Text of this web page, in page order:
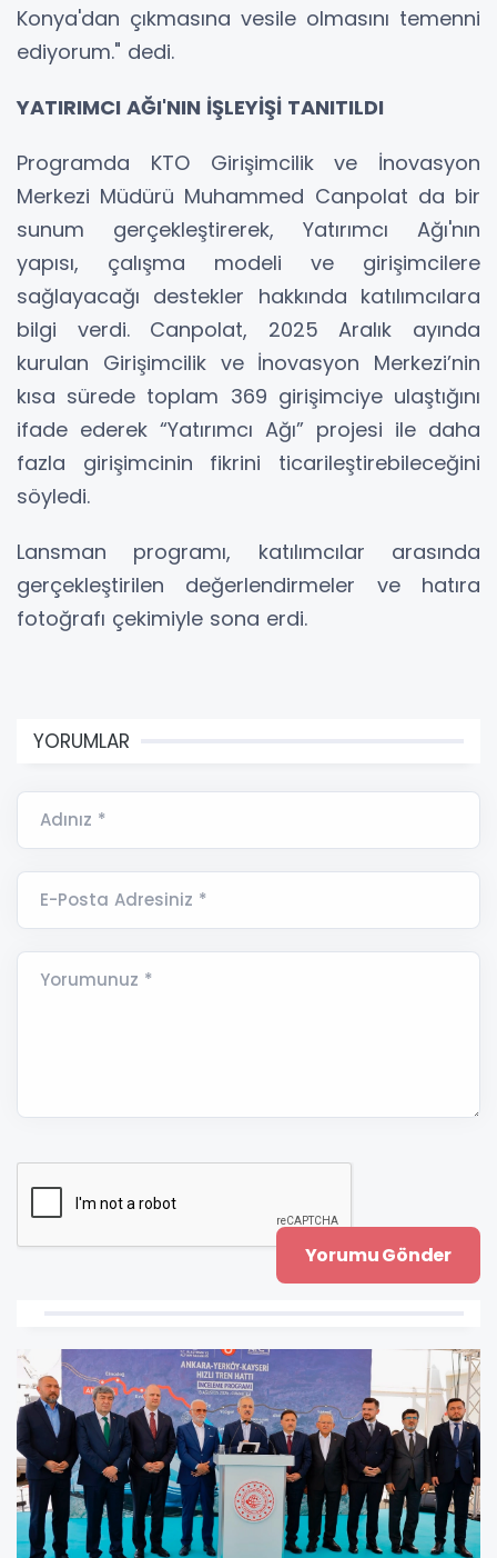
Konya'dan çıkmasına vesile olmasını temenni
ediyorum." dedi.
YATIRIMCI AĞI'NIN İŞLEYİŞİ TANITILDI
Programda KTO Girişimcilik ve İnovasyon
Merkezi Müdürü Muhammed Canpolat da bir
sunum gerçekleştirerek, Yatırımcı Ağı'nın
yapısı, çalışma modeli ve girişimcilere
sağlayacağı destekler hakkında katılımcılara
bilgi verdi. Canpolat, 2025 Aralık ayında
kurulan Girişimcilik ve İnovasyon Merkezi’nin
kısa sürede toplam 369 girişimciye ulaştığını
ifade ederek “Yatırımcı Ağı” projesi ile daha
fazla girişimcinin fikrini ticarileştirebileceğini
söyledi.
Lansman programı, katılımcılar arasında
gerçekleştirilen değerlendirmeler ve hatıra
fotoğrafı çekimiyle sona erdi.
YORUMLAR
Adınız *
E-Posta Adresiniz *
Yorumunuz *